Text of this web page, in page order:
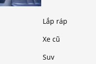
Lắp ráp
Xe cũ
Suv